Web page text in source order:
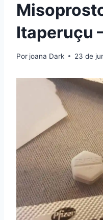
Itaperuçu
Por joana Dark 23 de